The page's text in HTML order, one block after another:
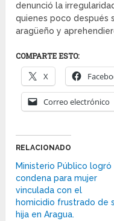
denunció la
quienes poco después
aragüeño y
COMPARTE ESTO:
X
Correo electrónico
RELACIONADO
Ministerio Público logró
condena para mujer
vinculada con el
homicidio frustrado de
hija en Aragua.